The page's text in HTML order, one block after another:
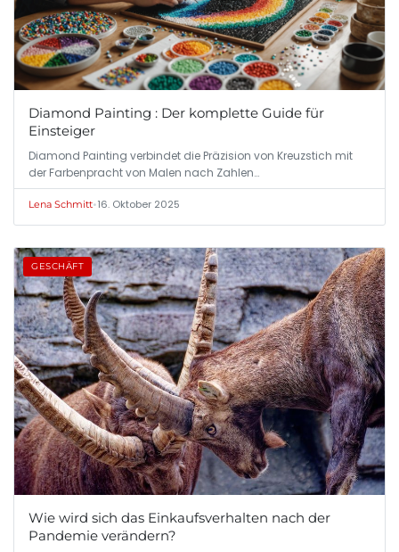
Diamond Painting : Der komplette Guide für
Einsteiger
Diamond Painting verbindet die Präzision von Kreuzstich mit
der Farbenpracht von Malen nach Zahlen…
Lena Schmitt•16. Oktober 2025
GESCHÄFT
Wie wird sich das Einkaufsverhalten nach der
Pandemie verändern?